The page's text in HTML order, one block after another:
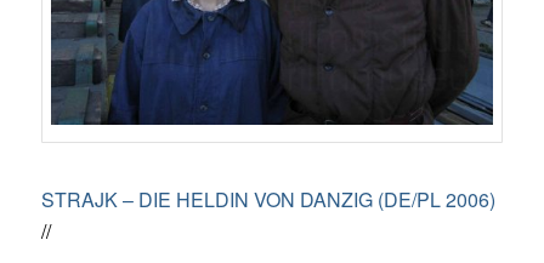
STRAJK – DIE HELDIN VON DANZIG (DE/PL 2006)
//